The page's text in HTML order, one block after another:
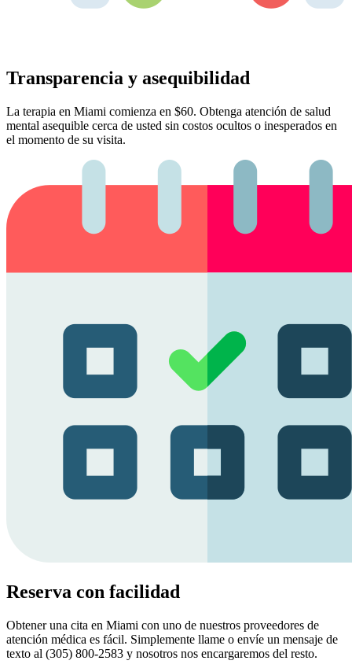
Transparencia y asequibilidad
La terapia en Miami comienza en $60. Obtenga atención de salud
mental asequible cerca de usted sin costos ocultos o inesperados en
el momento de su visita.
Reserva con facilidad
Obtener una cita en Miami con uno de nuestros proveedores de
atención médica es fácil. Simplemente llame o envíe un mensaje de
texto al (305) 800-2583 y nosotros nos encargaremos del resto.